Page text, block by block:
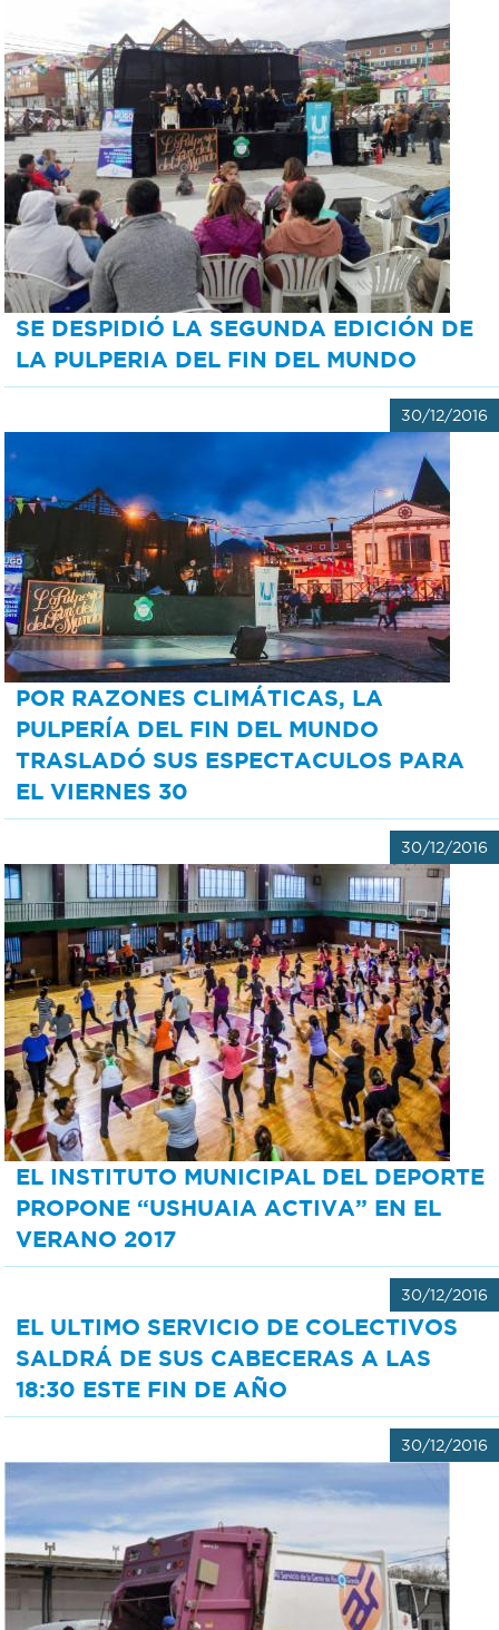
SE DESPIDIÓ LA SEGUNDA EDICIÓN DE
LA PULPERIA DEL FIN DEL MUNDO
30/12/2016
POR RAZONES CLIMÁTICAS, LA
PULPERÍA DEL FIN DEL MUNDO
TRASLADÓ SUS ESPECTACULOS PARA
EL VIERNES 30
30/12/2016
EL INSTITUTO MUNICIPAL DEL DEPORTE
PROPONE “USHUAIA ACTIVA” EN EL
VERANO 2017
30/12/2016
EL ULTIMO SERVICIO DE COLECTIVOS
SALDRÁ DE SUS CABECERAS A LAS
18:30 ESTE FIN DE AÑO
30/12/2016